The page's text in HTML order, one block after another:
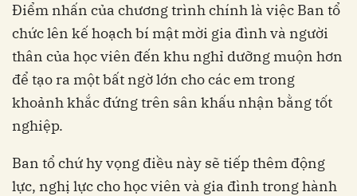
Điểm nhấn của chương trình chính là việc Ban tổ
chức lên kế hoạch bí mật mời gia đình và người
thân của học viên đến khu nghỉ dưỡng muộn hơn
để tạo ra một bất ngờ lớn cho các em trong
khoảnh khắc đứng trên sân khấu nhận bằng tốt
nghiệp.
Ban tổ chứ hy vọng điều này sẽ tiếp thêm động
lực, nghị lực cho học viên và gia đình trong hành